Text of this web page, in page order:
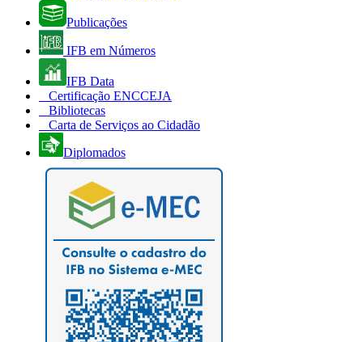
Publicações
IFB em Números
IFB Data
Certificação ENCCEJA
Bibliotecas
Carta de Serviços ao Cidadão
Diplomados